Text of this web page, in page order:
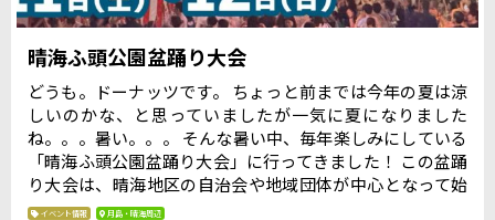
晴海ふ頭公園盆踊り大会
どうも。ドーナッツです。 ちょっと前までは今年の夏は涼
しいのかな、と思っていましたが一気に夏になりました
ね。。。暑い。。。 そんな暑い中、毎年楽しみにしている
「晴海ふ頭公園盆踊り大会」に行ってきました！ この盆踊
り大会は、晴海地区の自治会や地域団体が中心となって始
まった、地域密着型の夏祭りのようでして。大規模なイベ
イベント情報 月島・晴海周辺